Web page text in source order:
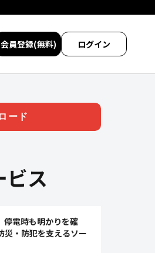
会員登録(無料) ログイン
ード
ビス
停電時も明かりを確
災・防犯を支えるソー